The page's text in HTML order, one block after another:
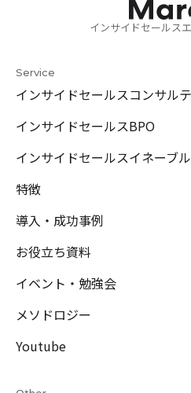
インサイドセールス
Service
インサイドセールスコンサル
インサイドセールスBPO
インサイドセールスイネーブ
特徴
導入・成功事例
お役立ち資料
イベント・勉強会
メソドロジー
Youtube